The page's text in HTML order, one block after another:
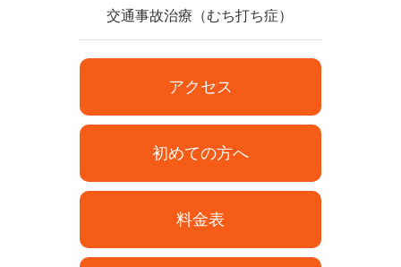
交通事故治療（むち打ち症）
アクセス
初めての方へ
料金表